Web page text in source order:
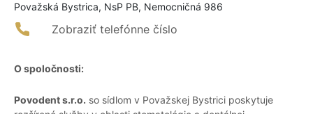
Považská Bystrica, NsP PB, Nemocničná 986
Zobraziť telefónne číslo
O spoločnosti:
Povodent s.r.o. so sídlom v Považskej Bystrici poskytuje